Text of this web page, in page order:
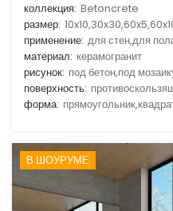
коллекция: Betoncrete
размер:
применение: для стен,для
материал: керамогранит
рисунок: под бетон,под
поверхность:
форма:
В ШОУРУМЕ